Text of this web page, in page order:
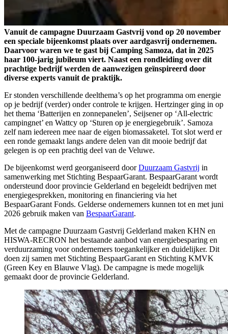
Vanuit de campagne Duurzaam Gastvrij vond op 20 november
een speciale bijeenkomst plaats over aardgasvrij ondernemen.
Daarvoor waren we te gast bij Camping Samoza, dat in 2025
haar 100-jarig jubileum viert. Naast een rondleiding over dit
prachtige bedrijf werden de aanwezigen geïnspireerd door
diverse experts vanuit de praktijk.
Er stonden verschillende deelthema’s op het programma om energie
op je bedrijf (verder) onder controle te krijgen. Hertzinger ging in op
het thema ‘Batterijen en zonnepanelen’, Seijsener op ‘All-electric
campingnet’ en Wattcy op ‘Sturen op je energiegebruik’. Samoza
zelf nam iedereen mee naar de eigen biomassaketel. Tot slot werd er
een ronde gemaakt langs andere delen van dit mooie bedrijf dat
gelegen is op een prachtig deel van de Veluwe.
De bijeenkomst werd georganiseerd doorDuurzaam Gastvrij in
samenwerking met Stichting BespaarGarant. BespaarGarant wordt
ondersteund door provincie Gelderland en begeleidt bedrijven met
energiegesprekken, monitoring en financiering via het
BespaarGarant Fonds. Gelderse ondernemers kunnen tot en met juni
2026 gebruik maken van BespaarGarant.
Met de campagne Duurzaam Gastvrij Gelderland maken KHN en
HISWA-RECRON het bestaande aanbod van energiebesparing en
verduurzaming voor ondernemers toegankelijker en duidelijker. Dit
doen zij samen met Stichting BespaarGarant en Stichting KMVK
(Green Key en Blauwe Vlag). De campagne is mede mogelijk
gemaakt door de provincie Gelderland.